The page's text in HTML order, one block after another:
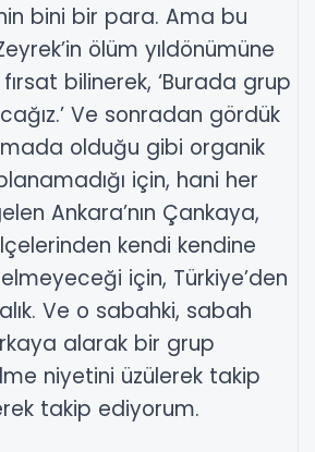
bini bir para. Ama bu
ölüm yıldönümüne
bilinerek, ‘Burada grup
Ve sonradan gördük
olduğu gibi organik
için, hani her
Ankara’nın Çankaya,
kendi kendine
için, Türkiye’den
Ve o sabahki, sabah
alarak bir grup
niyetini üzülerek takip
takip ediyorum.